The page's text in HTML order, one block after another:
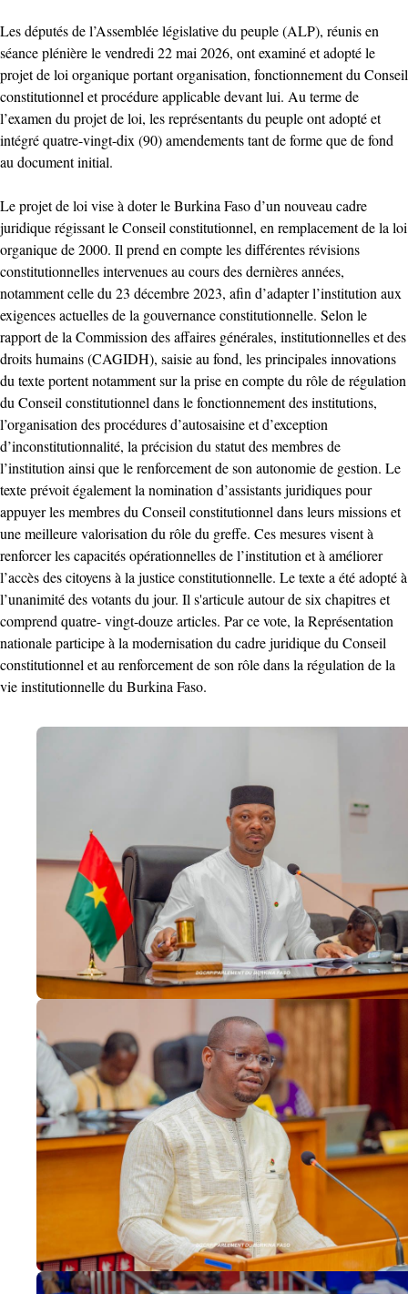
Les députés de l’Assemblée législative du peuple (ALP), réunis en
séance plénière le vendredi 22 mai 2026, ont examiné et adopté le
projet de loi organique portant organisation, fonctionnement du Conseil
constitutionnel et procédure applicable devant lui. Au terme de
l’examen du projet de loi, les représentants du peuple ont adopté et
intégré quatre-vingt-dix (90) amendements tant de forme que de fond
au document initial.
Le projet de loi vise à doter le Burkina Faso d’un nouveau cadre
juridique régissant le Conseil constitutionnel, en remplacement de la loi
organique de 2000. Il prend en compte les différentes révisions
constitutionnelles intervenues au cours des dernières années,
notamment celle du 23 décembre 2023, afin d’adapter l’institution aux
exigences actuelles de la gouvernance constitutionnelle. Selon le
rapport de la Commission des affaires générales, institutionnelles et des
droits humains (CAGIDH), saisie au fond, les principales innovations
du texte portent notamment sur la prise en compte du rôle de régulation
du Conseil constitutionnel dans le fonctionnement des institutions,
l’organisation des procédures d’autosaisine et d’exception
d’inconstitutionnalité, la précision du statut des membres de
l’institution ainsi que le renforcement de son autonomie de gestion. Le
texte prévoit également la nomination d’assistants juridiques pour
appuyer les membres du Conseil constitutionnel dans leurs missions et
une meilleure valorisation du rôle du greffe. Ces mesures visent à
renforcer les capacités opérationnelles de l’institution et à améliorer
l’accès des citoyens à la justice constitutionnelle. Le texte a été adopté à
l’unanimité des votants du jour. Il s'articule autour de six chapitres et
comprend quatre- vingt-douze articles. Par ce vote, la Représentation
nationale participe à la modernisation du cadre juridique du Conseil
constitutionnel et au renforcement de son rôle dans la régulation de la
vie institutionnelle du Burkina Faso.